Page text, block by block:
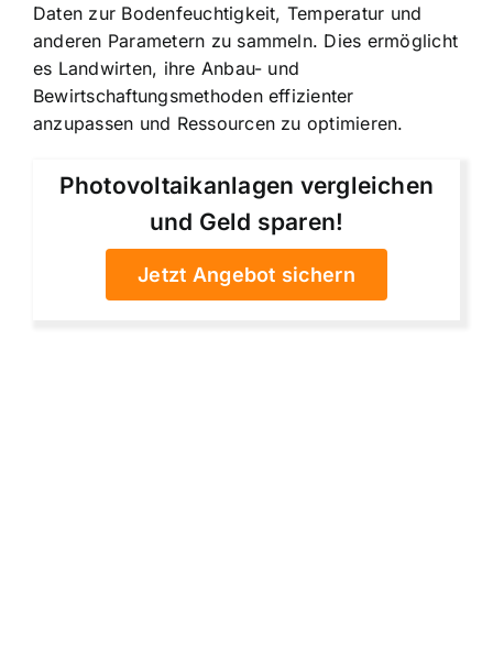
Daten zur Bodenfeuchtigkeit, Temperatur und
anderen Parametern zu sammeln. Dies ermöglicht
es Landwirten, ihre Anbau- und
Bewirtschaftungsmethoden effizienter
anzupassen und Ressourcen zu optimieren.
Photovoltaikanlagen vergleichen
und Geld sparen!
Jetzt Angebot sichern